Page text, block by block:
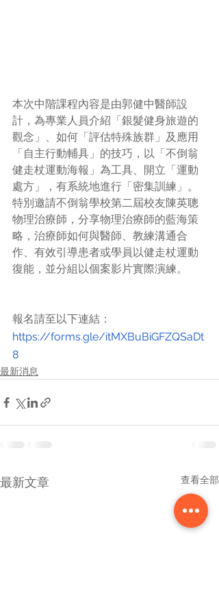
本次中階課程內容是由郭健中醫師設
計，為專業人員介紹「銀髮健身旅遊的
觀念」、如何「評估特殊族群」及應用
「自主行動輔具」的技巧，以「不倒翁
健走杖運動海報」為工具、開立「運動
處方」，有系統地進行「密集訓練」。
特別邀請不倒翁學校第二屆校友陳英聰
物理治療師，分享物理治療師的藍海策
略，治療師如何與醫師、教練溝通合
作、有效引導患者或學員以健走杖運動
復能，並分組以個案影片實際演練。
報名請至以下連結：
https://forms.gle/itMXBuBiGFZQSaDt
8
最新消息
最新文章 查看全部